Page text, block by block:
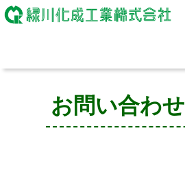
お問い合わせ